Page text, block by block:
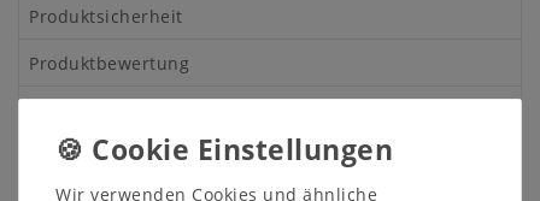
Produktsicherheit
Produktbewertung
Holzbank 260 mit Rückenlehne
Wir verwenden Cookies und ähnliche